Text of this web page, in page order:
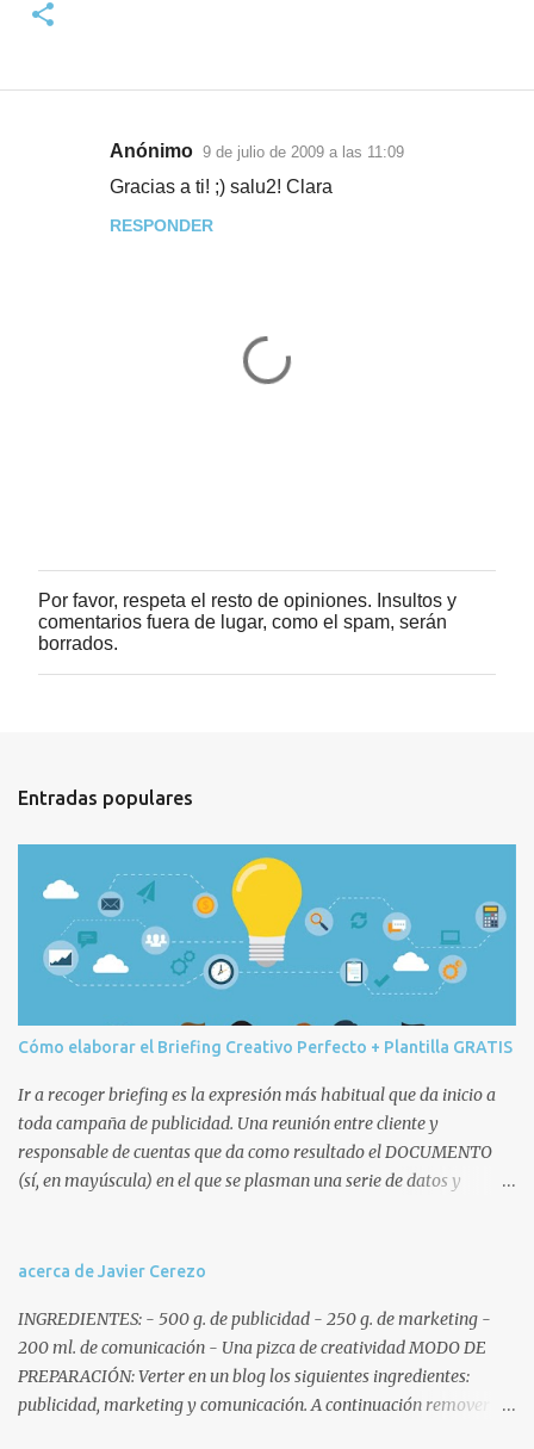
Anónimo 9 de julio de 2009 a las 11:09
Gracias a ti! ;) salu2! Clara
RESPONDER
P
u
b
l
n
o
e
a
r
Por favor, respeta el resto de opiniones. Insultos y
comentarios fuera de lugar, como el spam, serán
borrados.
Entradas populares
Cómo elaborar el Briefing Creativo Perfecto + Plantilla GRATIS
Ir a recoger briefing es la expresión más habitual que da inicio a
toda campaña de publicidad. Una reunión entre cliente y
responsable de cuentas que da como resultado el DOCUMENTO
(sí, en mayúscula) en el que se plasman una serie de datos y
involucrado en la campaña. Remitiéndonos a la ANA, que no es
o briefing es un documento escrito mediante el cual la empresa
anunciante ofrece un reporte exhaustivo y coherente de la
situación comercial, señala los objetivos de comunicación y define
las competencias de la agencia . Características del briefing
acerca de Javier Cerezo
INGREDIENTES: - 500 g. de publicidad - 250 g. de marketing -
200 ml. de comunicación - Una pizca de creatividad MODO DE
PREPARACIÓN: Verter en un blog los siguientes ingredientes:
publicidad, marketing y comunicación. A continuación remover y